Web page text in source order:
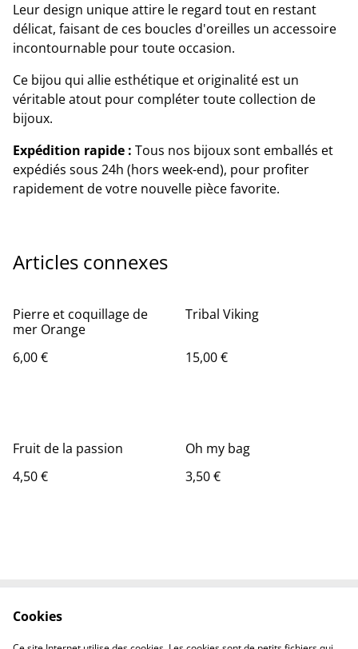
Leur design unique attire le regard tout en restant
délicat, faisant de ces boucles d'oreilles un accessoire
incontournable pour toute occasion.
Ce bijou qui allie esthétique et originalité est un
véritable atout pour compléter toute collection de
bijoux.
Expédition rapide : Tous nos bijoux sont emballés et
expédiés sous 24h (hors week-end), pour profiter
rapidement de votre nouvelle pièce favorite.
Articles connexes
Pierre et coquillage de
mer Orange
6,00 €
Tribal Viking
15,00 €
Fruit de la passion
4,50 €
Oh my bag
3,50 €
Politique de
Politique de cookies
Cookies